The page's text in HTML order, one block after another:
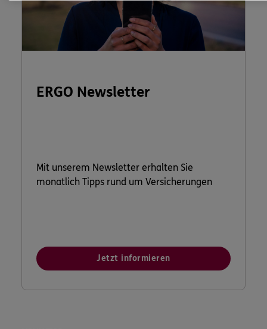
ERGO Newsletter
Mit unserem Newsletter erhalten Sie
monatlich Tipps rund um Versicherungen
Jetzt informieren